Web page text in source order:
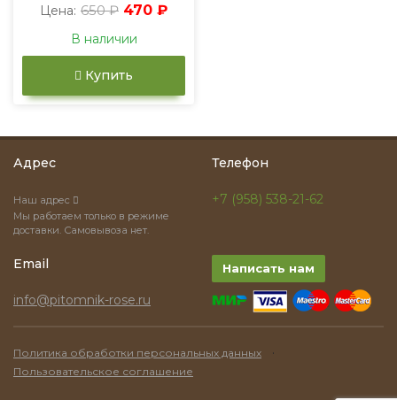
Цена: 650 ₽ 470 ₽
В наличии
Купить
Адрес
Наш адрес
Мы работаем только в режиме
доставки. Самовывоза нет.
Телефон
+7 (958) 538-21-62
Email
info@pitomnik-rose.ru
Написать нам
Политика обработки персональных данных ·
Пользовательское соглашение